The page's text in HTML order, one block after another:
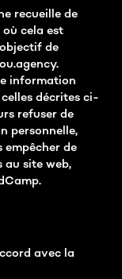
recueille de
cela est
de
information
décrites ci-
refuser de
personnelle,
empêcher de
au site web,
avec la